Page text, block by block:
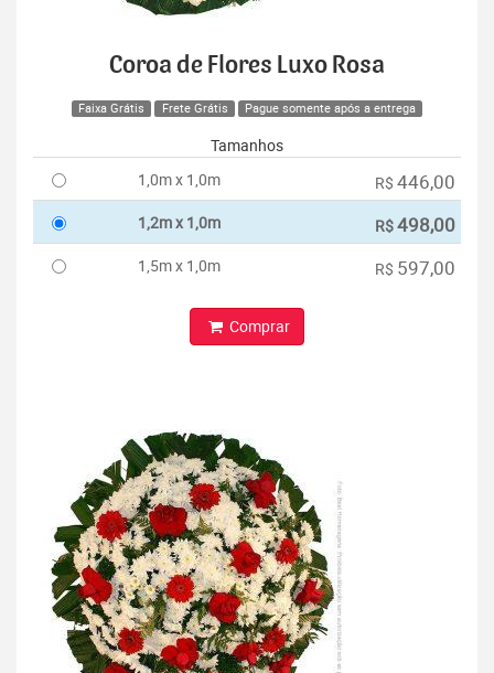
Coroa de Flores Luxo Rosa
Faixa Grátis Frete Grátis Pague somente após a entrega
Tamanhos
1,0m x 1,0m
R$ 446,00
1,2m x 1,0m R$498,00
1,5m x 1,0m R$ 597,00
Comprar